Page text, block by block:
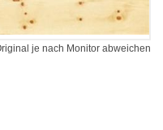
je nach Monitor abweichen